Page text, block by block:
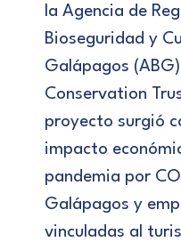
la Agencia de
Bioseguridad y
Galápagos
Conservation
proyecto surgió
impacto
pandemia por
Galápagos y
vinculadas al